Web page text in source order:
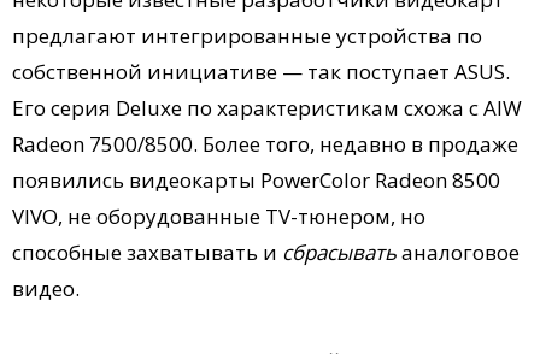
предлагают интегрированные устройства по
собственной инициативе — так поступает ASUS.
Его серия Deluxe по характеристикам схожа с AIW
Radeon 7500/8500. Более того, недавно в продаже
появились видеокарты PowerColor Radeon 8500
VIVO, не оборудованные TV-тюнером, но
способные захватывать и сбрасыватьаналоговое
видео.